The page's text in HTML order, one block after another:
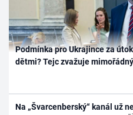
Podmínka pro Ukrajince za
dětmi? Tejc zvažuje
Na „Švarcenberský“ kanál už